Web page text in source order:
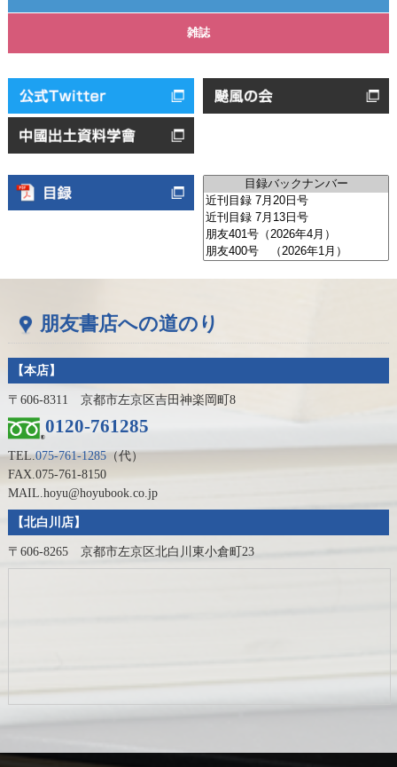
雑誌
朋友書店への道のり
【本店】
〒606-8311 京都市左京区吉田神楽岡町8
0120-761285
TEL.075-761-1285（代）
FAX.075-761-8150
MAIL.hoyu@hoyubook.co.jp
【北白川店】
〒606-8265 京都市左京区北白川東小倉町23